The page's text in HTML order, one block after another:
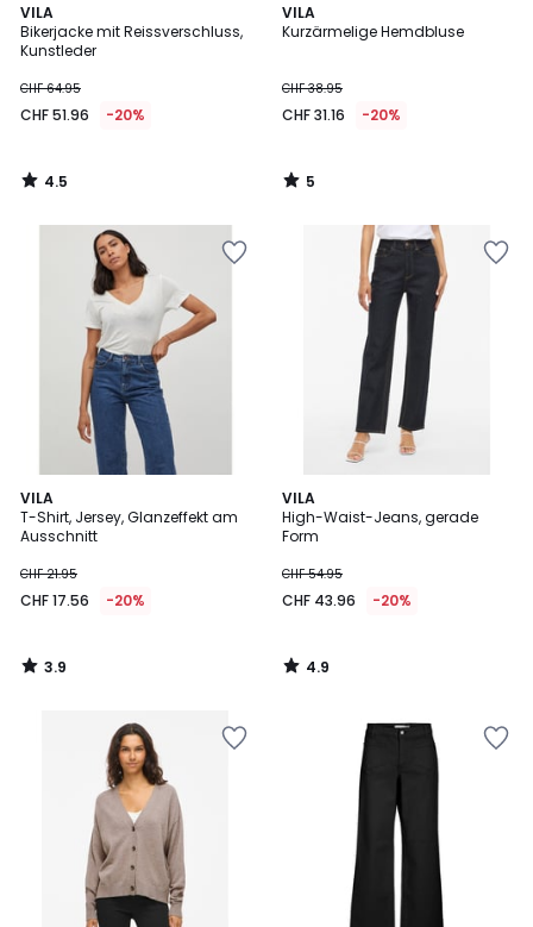
VILA
Bikerjacke mit Reissverschluss,
Kunstleder
CHF 64.95
CHF 51.96 -20%
4.5
/ 5
4.5
/
VILA
Kurzärmelige Hemdbluse
CHF 38.95
CHF 31.16 -20%
5
/
5
/
VILA
T-Shirt, Jersey, Glanzeffekt am
Ausschnitt
CHF 21.95
CHF 17.56 -20%
3.9
/ 5
3.9
/
VILA
High-Waist-Jeans, gerade
Form
CHF 54.95
CHF 43.96 -20%
4.9
/ 5
4.9
/